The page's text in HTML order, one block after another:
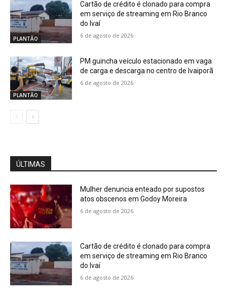
PLANTÃO
Cartão de crédito é clonado para compra
em serviço de streaming em Rio Branco
do Ivaí
6 de agosto de 2026
PLANTÃO
PM guincha veículo estacionado em vaga
de carga e descarga no centro de Ivaiporã
6 de agosto de 2026
ÚLTIMAS
Mulher denuncia enteado por supostos
atos obscenos em Godoy Moreira
6 de agosto de 2026
Cartão de crédito é clonado para compra
em serviço de streaming em Rio Branco
do Ivaí
6 de agosto de 2026